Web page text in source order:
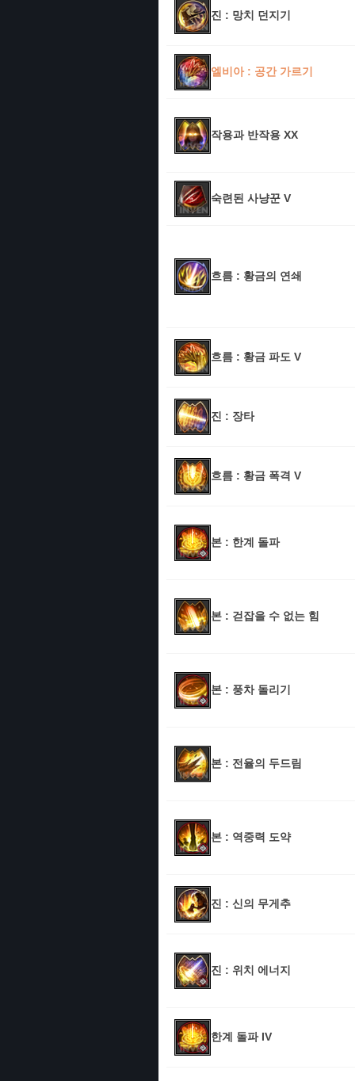
진 : 망치 던지기
엘비아 : 공간 가르기
작용과 반작용 XX
숙련된 사냥꾼 V
흐름 : 황금의 연쇄
흐름 : 황금 파도 V
진 : 장타
흐름 : 황금 폭격 V
본 : 한계 돌파
본 : 걷잡을 수 없는 힘
본 : 풍차 돌리기
본 : 전율의 두드림
본 : 역중력 도약
진 : 신의 무게추
진 : 위치 에너지
한계 돌파 IV